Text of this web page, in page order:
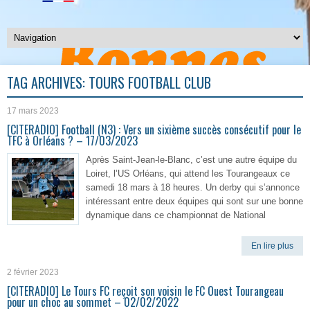
TAG ARCHIVES: TOURS FOOTBALL CLUB
17 mars 2023
[CITERADIO] Football (N3) : Vers un sixième succès consécutif pour le
TFC à Orléans ? – 17/03/2023
Après Saint-Jean-le-Blanc, c’est une autre équipe du
Loiret, l’US Orléans, qui attend les Tourangeaux ce
samedi 18 mars à 18 heures. Un derby qui s’annonce
intéressant entre deux équipes qui sont sur une bonne
dynamique dans ce championnat de National
En lire plus
2 février 2023
[CITERADIO] Le Tours FC reçoit son voisin le FC Ouest Tourangeau
pour un choc au sommet – 02/02/2022